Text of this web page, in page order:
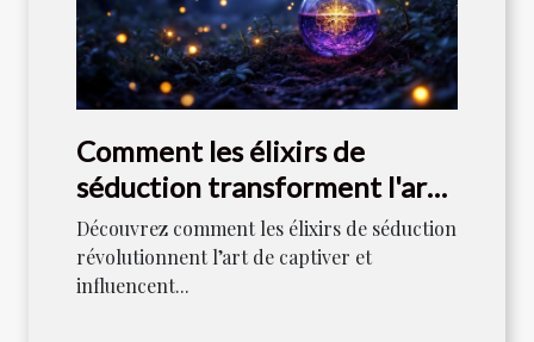
Comment les élixirs de
séduction transforment l'art
de captiver ?
Découvrez comment les élixirs de séduction
révolutionnent l’art de captiver et
influencent...